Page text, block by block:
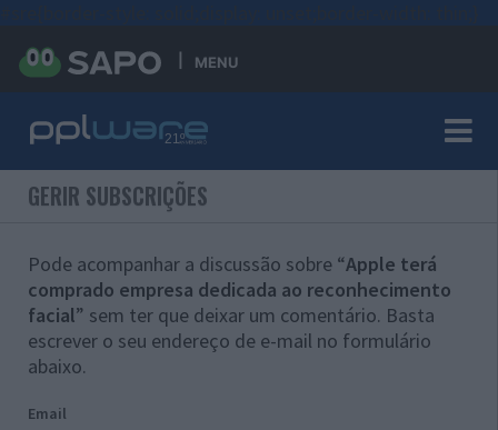
MENU
GERIR SUBSCRIÇÕES
Pode acompanhar a discussão sobre “Apple terá
comprado empresa dedicada ao reconhecimento
facial” sem ter que deixar um comentário. Basta
escrever o seu endereço de e-mail no formulário
abaixo.
Email